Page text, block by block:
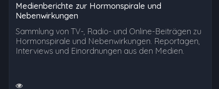
Medienberichte zur Hormonspirale und
Nebenwirkungen
Sammlung von TV-, Radio- und Online-Beiträgen zu
Hormonspirale und Nebenwirkungen. Reportagen,
Interviews und Einordnungen aus den Medien.